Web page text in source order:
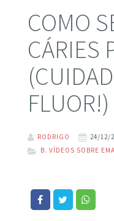
COMO
CÁRIES
FLUOR!)
RODRIGO 24/12/
B. VÍDEOS SOBRE